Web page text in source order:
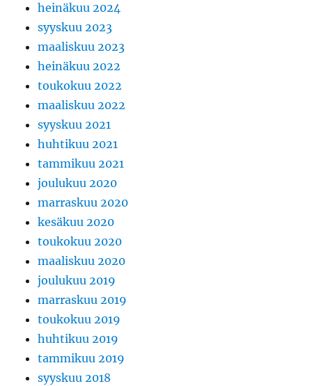
heinäkuu 2024
syyskuu 2023
maaliskuu 2023
heinäkuu 2022
toukokuu 2022
maaliskuu 2022
syyskuu 2021
huhtikuu 2021
tammikuu 2021
joulukuu 2020
marraskuu 2020
kesäkuu 2020
toukokuu 2020
maaliskuu 2020
joulukuu 2019
marraskuu 2019
toukokuu 2019
huhtikuu 2019
tammikuu 2019
syyskuu 2018